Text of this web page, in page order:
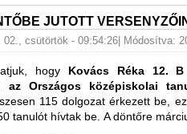
JUTOTT
02., csütörtök - 09:54:26 | Módosítva:
hogy Kovács Réka 12. B
az Országos középiskolai
115 dolgozat érkezett be,
tanulót hívtak be. A döntőre